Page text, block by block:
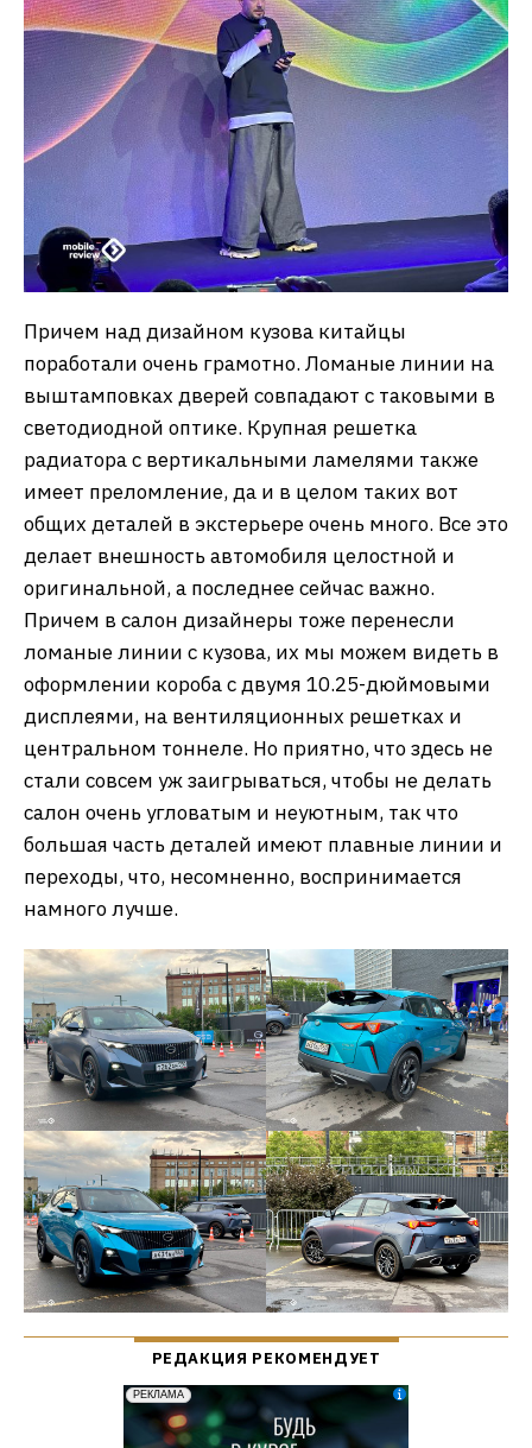
Причем над дизайном кузова китайцы
поработали очень грамотно. Ломаные линии на
выштамповках дверей совпадают с таковыми в
светодиодной оптике. Крупная решетка
радиатора с вертикальными ламелями также
имеет преломление, да и в целом таких вот
общих деталей в экстерьере очень много. Все это
делает внешность автомобиля целостной и
оригинальной, а последнее сейчас важно.
Причем в салон дизайнеры тоже перенесли
ломаные линии с кузова, их мы можем видеть в
оформлении короба с двумя 10.25-дюймовыми
дисплеями, на вентиляционных решетках и
центральном тоннеле. Но приятно, что здесь не
стали совсем уж заигрываться, чтобы не делать
салон очень угловатым и неуютным, так что
большая часть деталей имеют плавные линии и
переходы, что, несомненно, воспринимается
намного лучше.